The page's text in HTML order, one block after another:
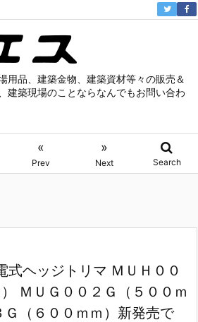
用品、建築金物、建築資材等々の販売＆
建築現場のことならなんでもお問い合わ
«
Prev
»
Next Search
式ヘッジトリマ ＭＵＨ００
ＭＵＧ００２Ｇ（５００ｍ
Ｇ（６００ｍｍ）新発売で